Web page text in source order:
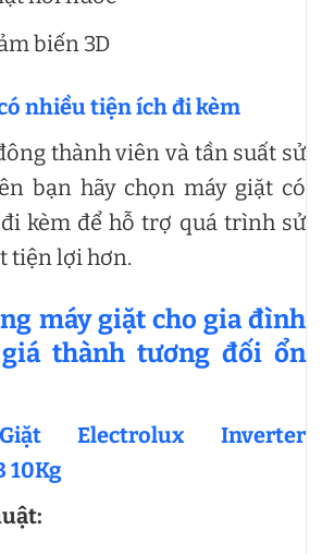
biến 3D
nhiều tiện ích đi kèm
thành viên và tần suất sử
bạn hãy chọn máy giặt có
kèm để hỗ trợ quá trình sử
tiện lợi hơn.
máy giặt cho gia đình
thành tương đối ổn
Electrolux Inverter
10Kg